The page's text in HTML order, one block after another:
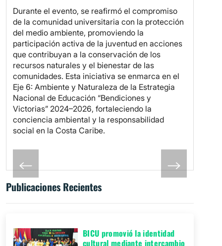
Durante el evento, se reafirmó el compromiso
de la comunidad universitaria con la protección
del medio ambiente, promoviendo la
participación activa de la juventud en acciones
que contribuyan a la conservación de los
recursos naturales y el bienestar de las
comunidades. Esta iniciativa se enmarca en el
Eje 6: Ambiente y Naturaleza de la Estrategia
Nacional de Educación “Bendiciones y
Victorias” 2024–2026, fortaleciendo la
conciencia ambiental y la responsabilidad
social en la Costa Caribe.
Publicaciones Recientes
BICU promovió la identidad
cultural mediante intercambio